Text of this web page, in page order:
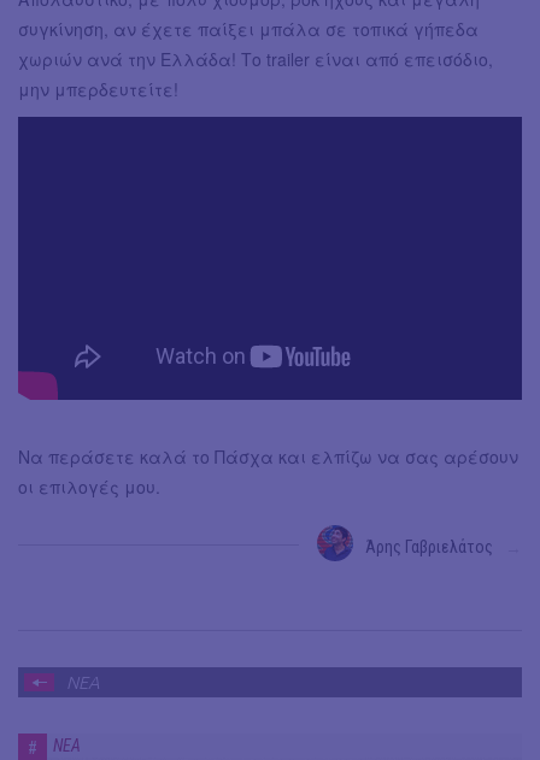
συγκίνηση, αν έχετε παίξει μπάλα σε τοπικά γήπεδα
χωριών ανά την Ελλάδα! Το trailer είναι από επεισόδιο,
μην μπερδευτείτε!
Να περάσετε καλά το Πάσχα και ελπίζω να σας αρέσουν
οι επιλογές μου.
Άρης Γαβριελάτος
ΝΕΑ
# ΝΕΑ